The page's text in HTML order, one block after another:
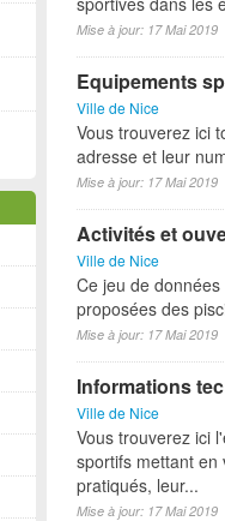
Mise à jour: 17 Mai 2019
Equipements
Ville de Nice
Vous trouverez ici
adresse et leur
Mise à jour: 17 Mai 2019
Activités et
Ville de Nice
Ce jeu de
proposées des
Mise à jour: 17 Mai 2019
Informations
Ville de Nice
Vous trouverez ici
sportifs mettant en
pratiqués, leur...
Mise à jour: 17 Mai 2019